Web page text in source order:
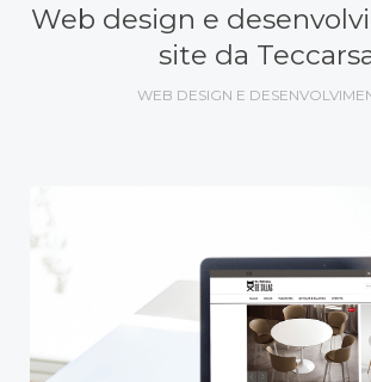
Web design e
site da
WEB DESIGN E